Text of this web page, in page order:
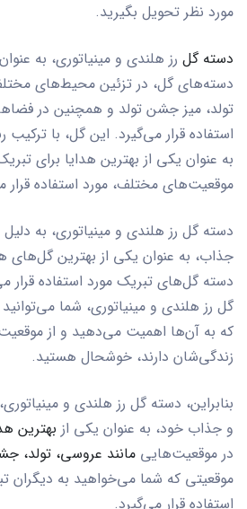
مورد نظر تحویل بگیرید.
دسته گل رز هلندی و مینیاتوری، به
دسته‌های گل، در تزئین محیط‌های
تولد، میز جشن تولد و همچنین در
استفاده قرار می‌گیرد. این گل، با
به عنوان یکی از بهترین هدایا برای
موقعیت‌های مختلف، مورد استفاده قرار
دسته گل رز هلندی و مینیاتوری، به
جذاب، به عنوان یکی از بهترین گل‌های
دسته گل‌های تبریک مورد استفاده قرار
گل رز هلندی و مینیاتوری، شما
که به آن‌ها اهمیت می‌دهید و از
زندگی‌شان دارند، خوشحال هستید.
بنابراین، دسته گل رز هلندی و
و جذاب خود، به عنوان یکی از بهترین
در موقعیت‌هایی مانند عروسی، تولد،
موقعیتی که شما می‌خواهید به دیگران
استفاده قرار می‌گیرد.